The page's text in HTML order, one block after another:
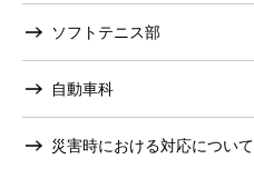
ソフトテニス部
自動車科
災害時における対応について